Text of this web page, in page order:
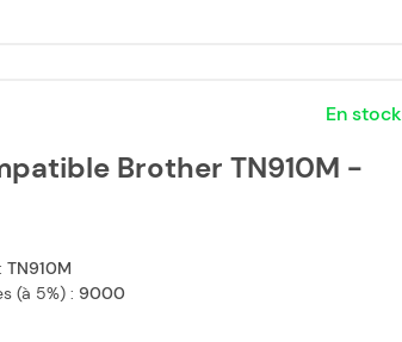
En stock
Brother TN910M -
TN910M
(à 5%) : 9000